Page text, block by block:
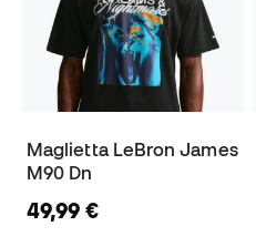
Maglietta LeBron James
M90 Dn
49,99 €